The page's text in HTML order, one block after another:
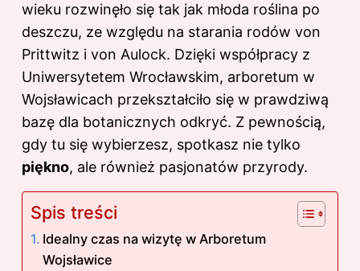
wieku rozwinęło się tak jak młoda roślina po
deszczu, ze względu na starania rodów von
Prittwitz i von Aulock. Dzięki współpracy z
Uniwersytetem Wrocławskim, arboretum w
Wojsławicach przekształciło się w prawdziwą
bazę dla botanicznych odkryć. Z pewnością,
gdy tu się wybierzesz, spotkasz nie tylko
piękno, ale również pasjonatów przyrody.
Spis treści
Idealny czas na wizytę w Arboretum
Wojsławice